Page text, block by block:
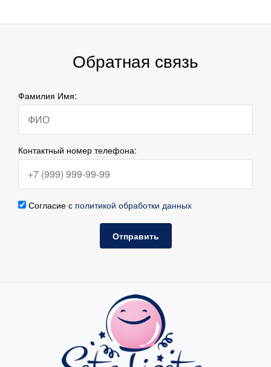
Обратная связь
Фамилия Имя:
Контактный номер телефона:
Согласие с политикой обработки данных
Отправить